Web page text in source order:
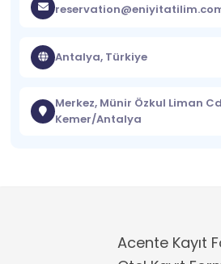
Antalya, Türkiye
Merkez, Münir Özkul Liman
Kemer/Antalya
Acente Kayıt